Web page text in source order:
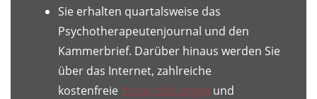
Sie erhalten quartalsweise das
Psychotherapeutenjournal und den
Kammerbrief. Darüber hinaus werden Sie
über das Internet, zahlreiche
kostenfreie Veranstaltungen und